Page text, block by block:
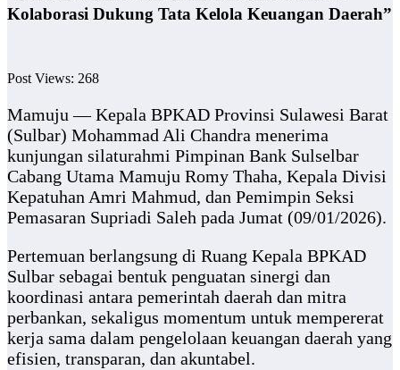
Kolaborasi Dukung Tata Kelola Keuangan Daerah”
Post Views: 268
Mamuju — Kepala BPKAD Provinsi Sulawesi Barat
(Sulbar) Mohammad Ali Chandra menerima
kunjungan silaturahmi Pimpinan Bank Sulselbar
Cabang Utama Mamuju Romy Thaha, Kepala Divisi
Kepatuhan Amri Mahmud, dan Pemimpin Seksi
Pemasaran Supriadi Saleh pada Jumat (09/01/2026).
Pertemuan berlangsung di Ruang Kepala BPKAD
Sulbar sebagai bentuk penguatan sinergi dan
koordinasi antara pemerintah daerah dan mitra
perbankan, sekaligus momentum untuk mempererat
kerja sama dalam pengelolaan keuangan daerah yang
efisien, transparan, dan akuntabel.